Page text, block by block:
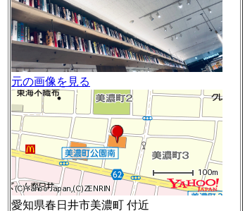
元の画像を見る
愛知県春日井市美濃町 付近